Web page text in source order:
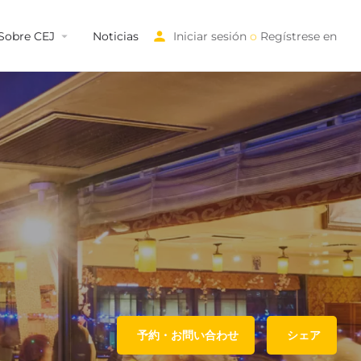
CEJ Noticias Iniciar sesión o Regístrese en
予約・お問い合わせ シェア